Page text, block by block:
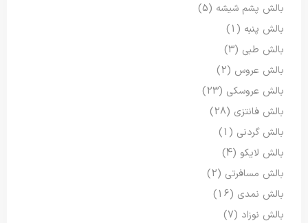
بالش پشم شیشه (5)
بالش پنبه (1)
بالش طبی (3)
بالش عروس (2)
بالش عروسکی (23)
بالش فانتزی (28)
بالش گردنی (1)
بالش لایکو (4)
بالش مسافرتی (2)
بالش نمدی (16)
بالش نوزاد (7)